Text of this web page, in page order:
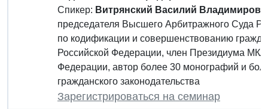
Спикер: Витрянский Василий
председателя Высшего Арбитражного Суда
по кодификации и совершенствованию
Российской Федерации, член Президиума
Федерации, автор более 30 монографий и
гражданского законодательства
Зарегистрироваться на семинар